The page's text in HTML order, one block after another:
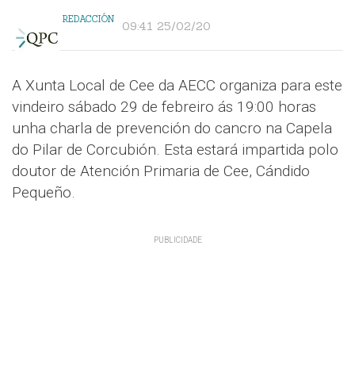
REDACCIÓN 09:41 25/02/20
A Xunta Local de Cee da AECC organiza para este
vindeiro sábado 29 de febreiro ás 19:00 horas
unha charla de prevención do cancro na Capela
do Pilar de Corcubión. Esta estará impartida polo
doutor de Atención Primaria de Cee, Cándido
Pequeño.